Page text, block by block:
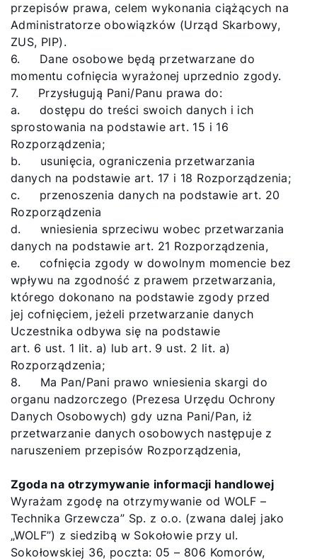
przepisów prawa, celem wykonania ciążących na
Administratorze obowiązków (Urząd Skarbowy,
ZUS, PIP).
6. Dane osobowe będą przetwarzane do
momentu cofnięcia wyrażonej uprzednio zgody.
7. Przysługują Pani/Panu prawa do:
a. dostępu do treści swoich danych i ich
sprostowania na podstawie art. 15 i 16
Rozporządzenia;
b. usunięcia, ograniczenia przetwarzania
danych na podstawie art. 17 i 18 Rozporządzenia;
c. przenoszenia danych na podstawie art. 20
Rozporządzenia
d. wniesienia sprzeciwu wobec przetwarzania
danych na podstawie art. 21 Rozporządzenia,
e. cofnięcia zgody w dowolnym momencie bez
wpływu na zgodność z prawem przetwarzania,
którego dokonano na podstawie zgody przed
jej cofnięciem, jeżeli przetwarzanie danych
Uczestnika odbywa się na podstawie
art. 6 ust. 1 lit. a) lub art. 9 ust. 2 lit. a)
Rozporządzenia;
8. Ma Pan/Pani prawo wniesienia skargi do
organu nadzorczego (Prezesa Urzędu Ochrony
Danych Osobowych) gdy uzna Pani/Pan, iż
przetwarzanie danych osobowych następuje z
naruszeniem przepisów Rozporządzenia,
Zgoda na otrzymywanie informacji handlowej
Wyrażam zgodę na otrzymywanie od WOLF –
Technika Grzewcza” Sp. z o.o. (zwana dalej jako
„WOLF”) z siedzibą w Sokołowie przy ul.
Sokołowskiej 36, poczta: 05 – 806 Komorów,